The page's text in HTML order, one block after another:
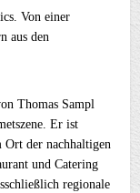
Von einer
aus den
Thomas Sampl
Er ist
der nachhaltigen
und Catering
regionale